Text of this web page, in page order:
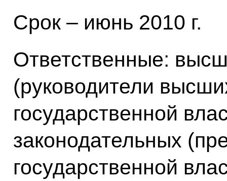
Срок – июнь 2010 г.
Ответственные:
(руководители
государственной
законодательных
государственной